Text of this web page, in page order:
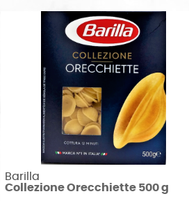
Barilla
Collezione Orecchiette 500 g